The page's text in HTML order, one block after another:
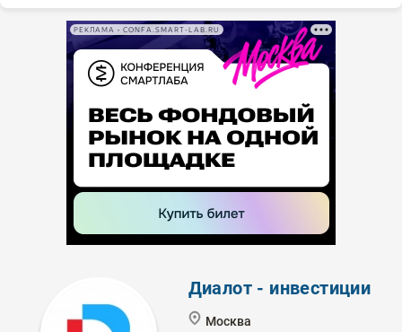
РЕКЛАМА • CONFA.SMART-LAB.RU
Диалот - инвестиции
Москва